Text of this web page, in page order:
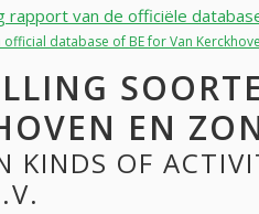
rapport van de officiële
database of BE for Van
EN
KINDS OF